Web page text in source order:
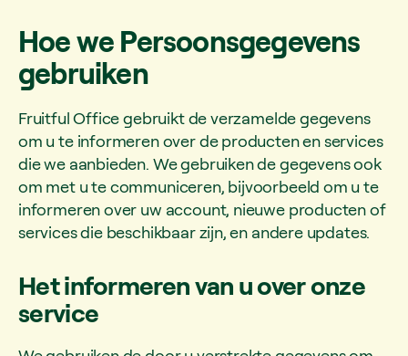
Hoe we Persoonsgegevens
gebruiken
Fruitful Office gebruikt de verzamelde gegevens
om u te informeren over de producten en services
die we aanbieden. We gebruiken de gegevens ook
om met u te communiceren, bijvoorbeeld om u te
informeren over uw account, nieuwe producten of
services die beschikbaar zijn, en andere updates.
Het informeren van u over onze
service